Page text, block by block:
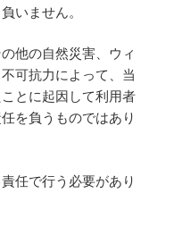
いません。
他の自然災害、ウィ
可抗力によって、当
とに起因して利用者
を負うものではあり
任で行う必要があり